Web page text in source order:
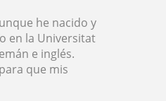
he nacido y
en la Universitat
e inglés.
que mis